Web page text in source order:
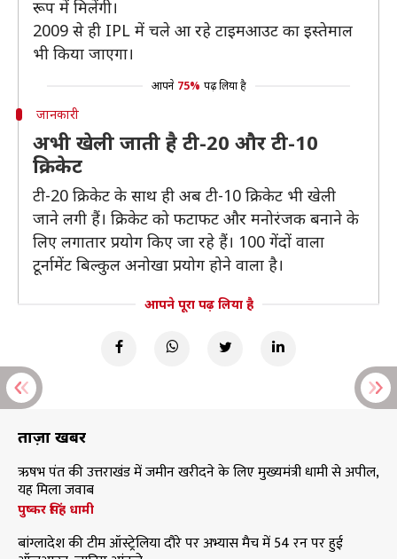
रूप में मिलेंगी।
2009 से ही IPL में चले आ रहे टाइमआउट का इस्तेमाल
भी किया जाएगा।
आपने 75% पढ़ लिया है
जानकारी
अभी खेली जाती है टी-20 और टी-10
क्रिकेट
टी-20 क्रिकेट के साथ ही अब टी-10 क्रिकेट भी खेली
जाने लगी हैं। क्रिकेट को फटाफट और मनोरंजक बनाने के
लिए लगातार प्रयोग किए जा रहे हैं। 100 गेंदों वाला
टूर्नामेंट बिल्कुल अनोखा प्रयोग होने वाला है।
आपने पूरा पढ़ लिया है
ताज़ा खबरें
ऋषभ पंत की उत्तराखंड में जमीन खरीदने के लिए मुख्यमंत्री धामी से अपील,
यह मिला जवाब
पुष्कर सिंह धामी
बांग्लादेश की टीम ऑस्ट्रेलिया दौरे पर अभ्यास मैच में 54 रन पर हुई